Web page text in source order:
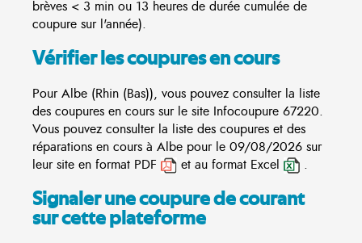
brèves < 3 min ou 13 heures de durée cumulée de
coupure sur l'année).
Vérifier les coupures en cours
Pour Albe (Rhin (Bas)), vous pouvez consulter la liste
des coupures en cours sur le site Infocoupure 67220.
Vous pouvez consulter la liste des coupures et des
réparations en cours à Albe pour le 09/08/2026 sur
leur site en format PDF
et au format Excel .
Signaler une coupure de courant
sur cette plateforme